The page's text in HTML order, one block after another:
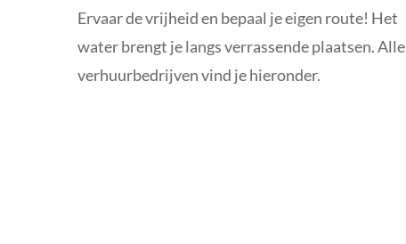
Ervaar de vrijheid en bepaal je eigen route! Het
water brengt je langs verrassende plaatsen. Alle
verhuurbedrijven vind je hieronder.